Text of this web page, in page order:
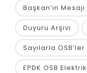
Başkan’ın Mesajı
Duyuru Arşivi
Sayılarla OSB’ler
EPDK OSB